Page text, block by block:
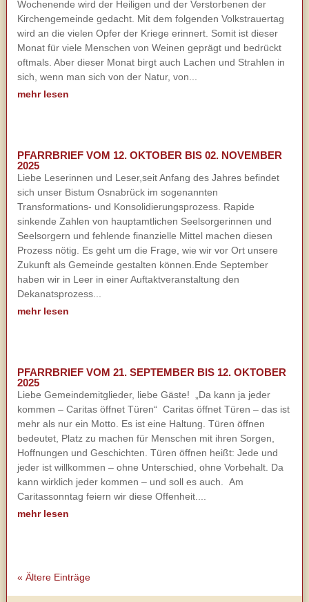
Wochenende wird der Heiligen und der Verstorbenen der
Kirchengemeinde gedacht. Mit dem folgenden Volkstrauertag
wird an die vielen Opfer der Kriege erinnert. Somit ist dieser
Monat für viele Menschen von Weinen geprägt und bedrückt
oftmals. Aber dieser Monat birgt auch Lachen und Strahlen in
sich, wenn man sich von der Natur, von...
mehr lesen
PFARRBRIEF VOM 12. OKTOBER BIS 02. NOVEMBER
2025
Liebe Leserinnen und Leser,seit Anfang des Jahres befindet
sich unser Bistum Osnabrück im sogenannten
Transformations- und Konsolidierungsprozess. Rapide
sinkende Zahlen von hauptamtlichen Seelsorgerinnen und
Seelsorgern und fehlende finanzielle Mittel machen diesen
Prozess nötig. Es geht um die Frage, wie wir vor Ort unsere
Zukunft als Gemeinde gestalten können.Ende September
haben wir in Leer in einer Auftaktveranstaltung den
Dekanatsprozess...
mehr lesen
PFARRBRIEF VOM 21. SEPTEMBER BIS 12. OKTOBER
2025
Liebe Gemeindemitglieder, liebe Gäste! „Da kann ja jeder
kommen – Caritas öffnet Türen“ Caritas öffnet Türen – das ist
mehr als nur ein Motto. Es ist eine Haltung. Türen öffnen
bedeutet, Platz zu machen für Menschen mit ihren Sorgen,
Hoffnungen und Geschichten. Türen öffnen heißt: Jede und
jeder ist willkommen – ohne Unterschied, ohne Vorbehalt. Da
kann wirklich jeder kommen – und soll es auch. Am
Caritassonntag feiern wir diese Offenheit....
mehr lesen
« Ältere Einträge